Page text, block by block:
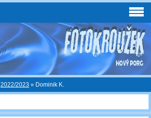
2022/2023 » Dominik K.